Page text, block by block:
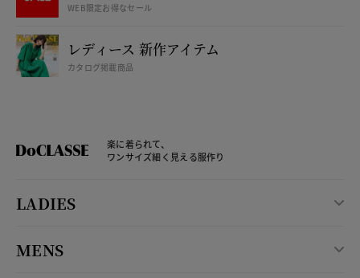
WEB限定お得なセール
レディース 新作アイテム
カタログ掲載商品
楽に着られて、
ワンサイズ細く見える服作り
LADIES
MENS